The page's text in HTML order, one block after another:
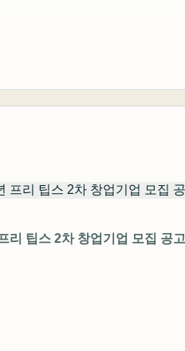
리 팁스 2차 창업기업 모집 공고